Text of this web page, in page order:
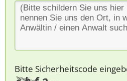
Bitte Sicherheitscode